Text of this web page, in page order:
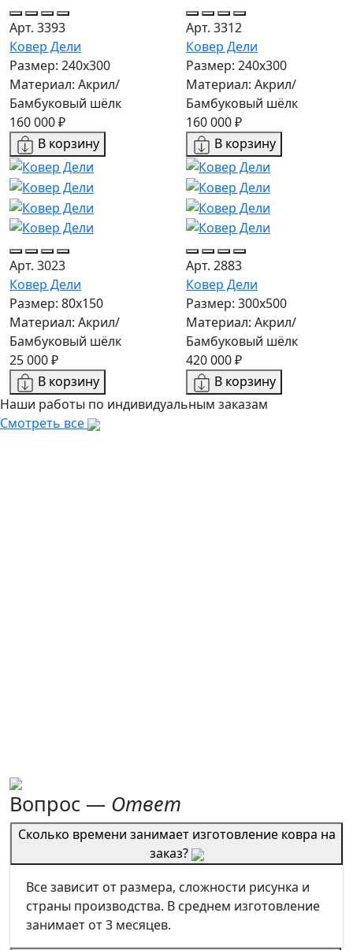
Арт. 3393
Ковер Дели
Размер: 240х300
Материал: Акрил/
Бамбуковый шёлк
160 000 ₽
В корзину
Арт. 3312
Ковер Дели
Размер: 240х300
Материал: Акрил/
Бамбуковый шёлк
160 000 ₽
В корзину
Арт. 3023
Ковер Дели
Размер: 80x150
Материал: Акрил/
Бамбуковый шёлк
25 000 ₽
В корзину
Арт. 2883
Ковер Дели
Размер: 300х500
Материал: Акрил/
Бамбуковый шёлк
420 000 ₽
В корзину
Наши работы по индивидуальным заказам
Смотреть все
Вопрос — Ответ
Сколько времени занимает изготовление ковра на
заказ?
Все зависит от размера, сложности рисунка и
страны производства. В среднем изготовление
занимает от 3 месяцев.